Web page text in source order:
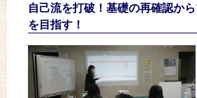
自己流を打破！基礎の再確認か
を目指す！